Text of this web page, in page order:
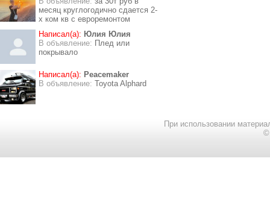
месяц круглогодично сдается 2-
х ком кв с евроремонтом
Написал(а): Юлия Юлия
В объявление: Плед или
покрывало
Написал(а): Peacemaker
В объявление: Toyota Alphard
При использовании